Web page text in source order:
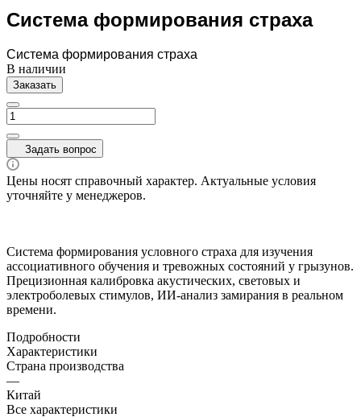
Система формирования страха
Система формирования страха
В наличии
Заказать
Задать вопрос
Цены носят справочный характер. Актуальные условия
уточняйте у менеджеров.
Система формирования условного страха для изучения
ассоциативного обучения и тревожных состояний у грызунов.
Прецизионная калибровка акустических, световых и
электроболевых стимулов, ИИ-анализ замирания в реальном
времени.
Подробности
Характеристики
Страна производства
—
Китай
Все характеристики